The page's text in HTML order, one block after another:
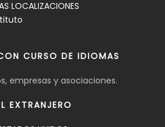
LOCALIZACIONES
CURSO DE IDIOMAS
empresas y asociaciones.
EXTRANJERO